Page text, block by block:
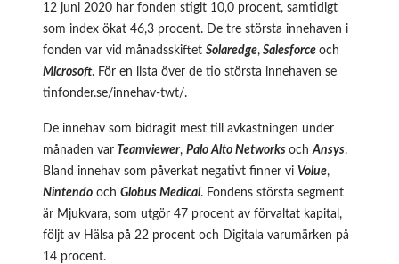
12 juni 2020 har fonden stigit 10,0 procent, samtidigt
som index ökat 46,3 procent. De tre största innehaven i
fonden var vid månadsskiftet Solaredge, Salesforce och
Microsoft. För en lista över de tio största innehaven se
tinfonder.se/innehav-twt/.
De innehav som bidragit mest till avkastningen under
månaden var Teamviewer, Palo Alto Networks och Ansys.
Bland innehav som påverkat negativt finner vi Volue,
Nintendo och Globus Medical. Fondens största segment
är Mjukvara, som utgör 47 procent av förvaltat kapital,
följt av Hälsa på 22 procent och Digitala varumärken på
14 procent.